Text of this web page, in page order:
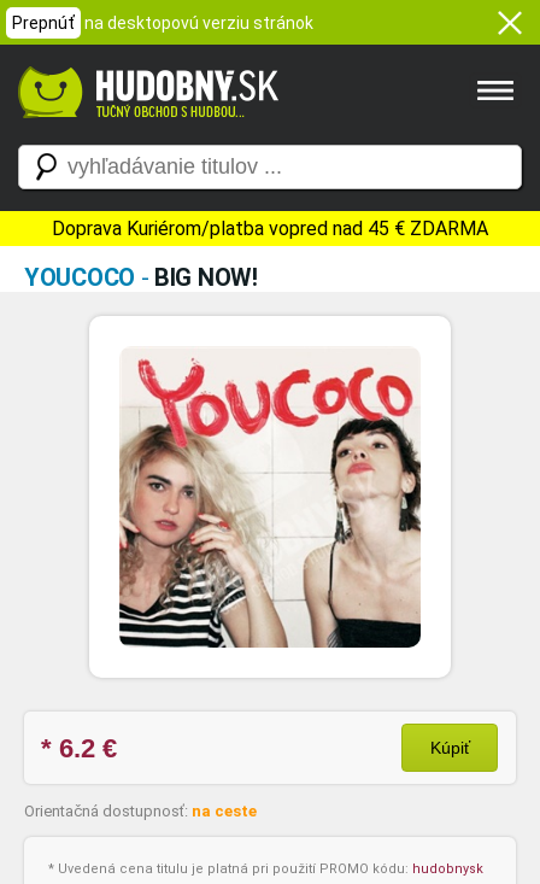
Prepnúť na desktopovú verziu stránok
Doprava Kuriérom/platba vopred nad 45 € ZDARMA
YOUCOCO - BIG NOW!
* 6.2 € Kúpiť
Orientačná dostupnosť: na ceste
* Uvedená cena titulu je platná pri použití PROMO kódu: hudobnysk